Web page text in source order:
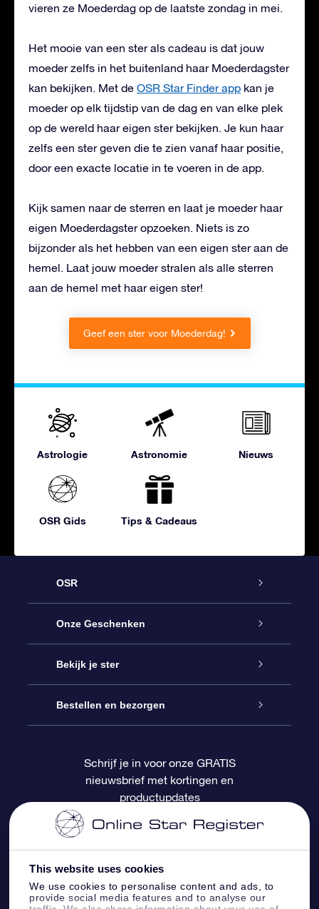
This website uses cookies
We use cookies to personalise content and ads, to
provide social media features and to analyse our
vieren ze Moederdag op de laatste zondag in mei.
Het mooie van een ster als cadeau is dat jouw
moeder zelfs in het buitenland haar Moederdagster
kan bekijken. Met de OSR Star Finder app kan je
moeder op elk tijdstip van de dag en van elke plek
op de wereld haar eigen ster bekijken. Je kun haar
zelfs een ster geven die te zien vanaf haar positie,
door een exacte locatie in te voeren in de app.
Kijk samen naar de sterren en laat je moeder haar
eigen Moederdagster opzoeken. Niets is zo
bijzonder als het hebben van een eigen ster aan de
hemel. Laat jouw moeder stralen als alle sterren
aan de hemel met haar eigen ster!
Geef een ster voor Moederdag!
Astrologie Astronomie Nieuws
OSR Gids Tips & Cadeaus
OSR
Service
Contact
Blog
OSR Recensies
Onze Geschenken
Online Star Gift
OSR Cadeaupakket
OSR Cadeaukaart
Relatiegeschenken
Bekijk je ster
Sterrenregister
Gepersonaliseerde sterrenpagina
One Million Stars
OSR Starsaver
Fly me to the Stars App
Bestellen en bezorgen
Betalingsinformatie
Verzendinformatie
Retourbeleid
Constellaties
Schrijf je in voor onze GRATIS
nieuwsbrief met kortingen en
productupdates